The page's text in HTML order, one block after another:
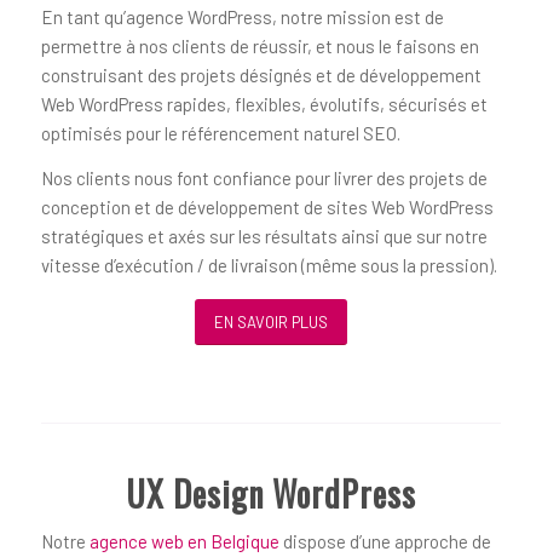
En tant qu’agence WordPress, notre mission est de
permettre à nos clients de réussir, et nous le faisons en
construisant des projets désignés et de développement
Web WordPress rapides, flexibles, évolutifs, sécurisés et
optimisés pour le référencement naturel SEO.
Nos clients nous font confiance pour livrer des projets de
conception et de développement de sites Web WordPress
stratégiques et axés sur les résultats ainsi que sur notre
vitesse d’exécution / de livraison (même sous la pression).
EN SAVOIR PLUS
UX Design WordPress
Notre agence web en Belgique dispose d’une approche de